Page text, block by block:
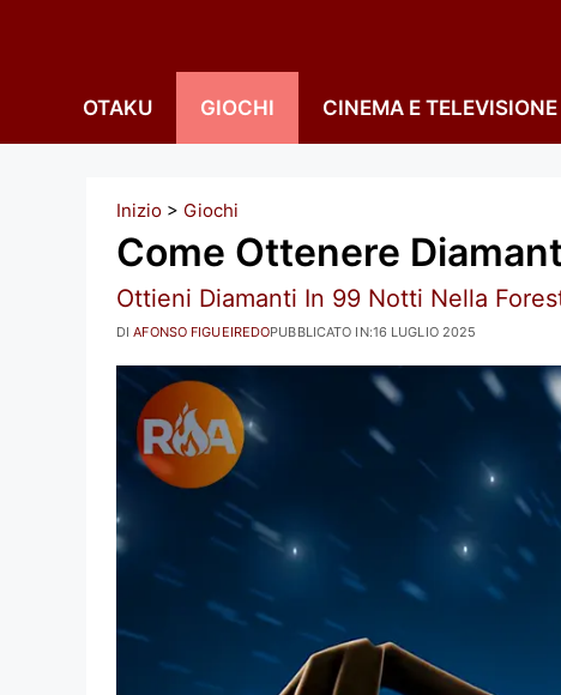
OTAKU GIOCHI CINEMA E TELEVISIONE
Inizio > Giochi
Come Ottenere
Ottieni Diamanti In 99 Notti Nella
PUBBLICATO IN:16 LUGLIO 2025
DIAFONSO FIGUEIREDO